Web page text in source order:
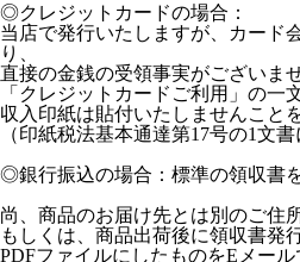
◎クレジットカードの場合：
当店で発行いたしますが、カード
り、
直接の金銭の受領事実がございま
「クレジットカードご利用」の一
収入印紙は貼付いたしませんこと
（印紙税法基本通達第17号の1文
◎銀行振込の場合：標準の領収書
尚、商品のお届け先とは別のご住
もしくは、商品出荷後に領収書発
PDFファイルにしたものをEメール